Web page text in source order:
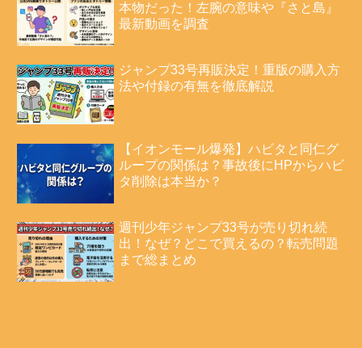
本物だった！左腕の意味や『さと島』
最新動画を調査
ジャンプ33号再販決定！重版の購入方
法や付録の有無を徹底解説
【イオンモール爆発】ハビタと同仁グ
ループの関係は？事故後にHPからハビ
タ削除は本当か？
週刊少年ジャンプ33号が売り切れ続
出！なぜ？どこで買えるの？転売問題
まで総まとめ